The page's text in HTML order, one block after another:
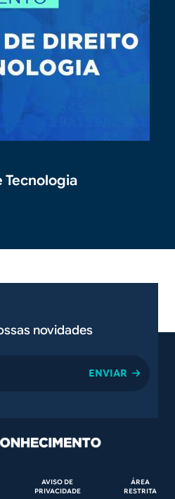
Tecnologia
novidades
AVISO DE
PRIVACIDADE
ÁREA
RESTRITA